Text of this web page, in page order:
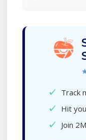
✓ Track
✓ Hit
✓ Join